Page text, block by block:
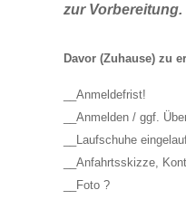
zur Vorbereitung.
Davor (Zuhause) zu
__Anmeldefrist!
__Anmelden / ggf.
__Laufschuhe
__Anfahrtsskizze,
__Foto ?